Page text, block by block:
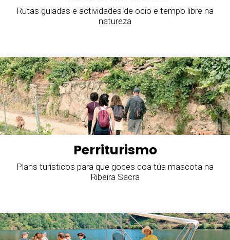
Rutas guiadas e actividades de ocio e tempo libre na
natureza
Perriturismo
Plans turísticos para que goces coa túa mascota na
Ribeira Sacra